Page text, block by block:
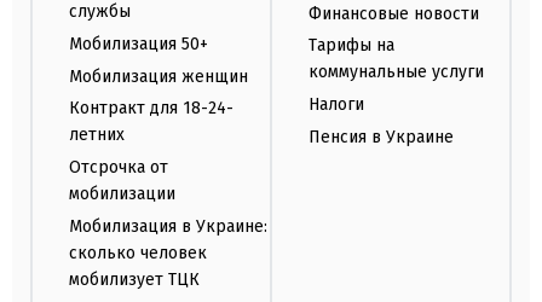
службы
Мобилизация 50+
Мобилизация женщин
Контракт для 18-24-
летних
Отсрочка от
мобилизации
Мобилизация в Украине:
сколько человек
мобилизует ТЦК
Финансовые новости
Тарифы на
коммунальные услуги
Налоги
Пенсия в Украине